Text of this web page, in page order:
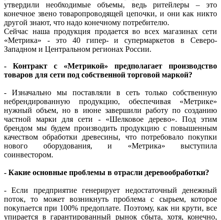
утвердили необходимые объемы, ведь ритейлеры – это
конечное звено товаропроводящей цепочки, и они как никто
другой знают, что надо конечному потребителю.
Сейчас наша продукция продается во всех магазинах сети
«Метрика» - это 40 гипер- и супермаркетов в Северо-
Западном и Центральном регионах России.
- Контракт с «Метрикой» предполагает производство
товаров для сети под собственной торговой маркой?
- Изначально мы поставляли в сеть только собственную
небрендированную продукцию, обеспечивая «Метрике»
нужный объем, но в июне завершили работу по созданию
частной марки для сети - «Шелковое дерево». Под этим
брендом мы будем производить продукцию с повышенным
качеством обработки древесины, что потребовало покупки
нового оборудования, и «Метрика» выступила
соинвестором.
- Какие основные проблемы в отрасли деревообработки?
- Если предприятие генерирует недостаточный денежный
поток, то может возникнуть проблема с сырьем, которое
покупается при 100% предоплате. Поэтому, как ни крути, все
упирается в гарантированный рынок сбыта, хотя, конечно,